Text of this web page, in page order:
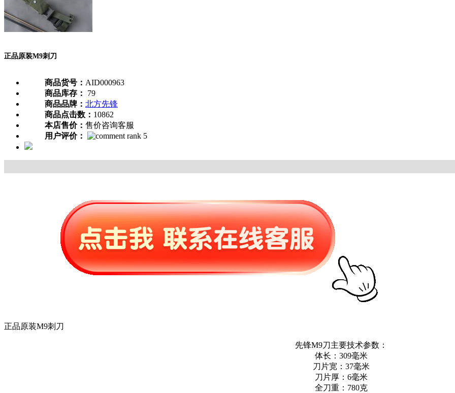
正品原装M9刺刀
商品货号： AID000963
商品库存：
79
商品品牌： 北方先锋
商品点击数： 10862
本店售价： 售价咨询客服
用户评价：
正品原装M9刺刀
先锋M9刀主要技术参数：
体长：309毫米
刀片宽：37毫米
刀片厚：6毫米
全刀重：780克